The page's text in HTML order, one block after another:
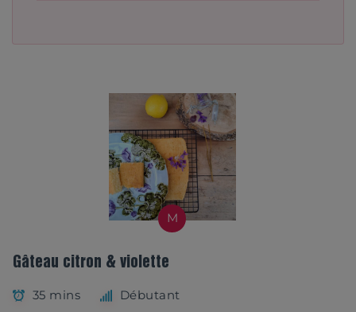
M
Gâteau citron & violette
35 mins Débutant